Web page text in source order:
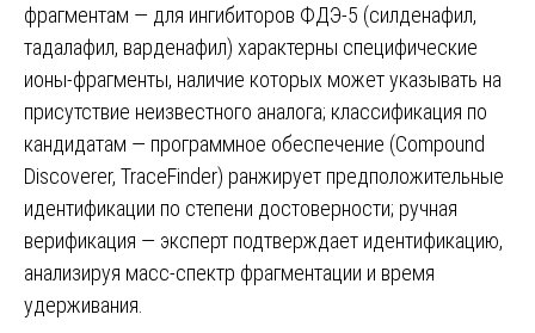
фрагментам — для ингибиторов ФДЭ-5 (силденафил,
тадалафил, варденафил) характерны специфические
ионы-фрагменты, наличие которых может указывать на
присутствие неизвестного аналога; классификация по
кандидатам — программное обеспечение (Compound
Discoverer, TraceFinder) ранжирует предположительные
идентификации по степени достоверности; ручная
верификация — эксперт подтверждает идентификацию,
анализируя масс-спектр фрагментации и время
удерживания.